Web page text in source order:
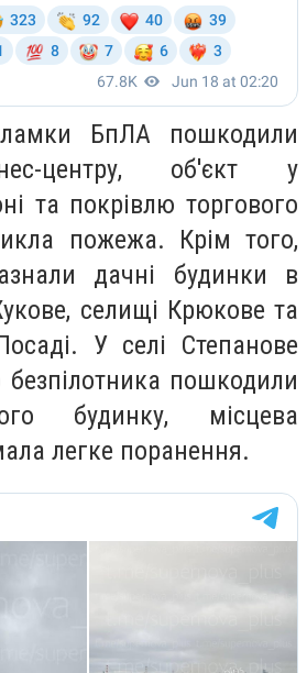
БпЛА пошкодили
центру, об'єкт у
та покрівлю торгового
пожежа. Крім того,
дачні будинки в
селищі Крюкове та
У селі Степанове
пошкодили
будинку, місцева
легке поранення.